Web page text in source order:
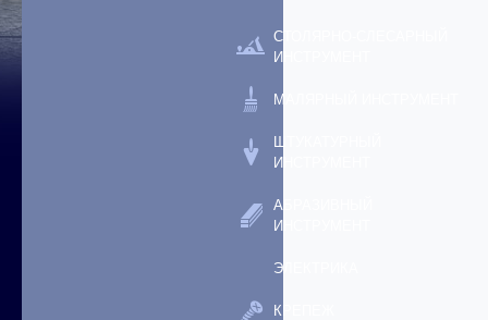
СТОЛЯРНО-СЛЕСАРНЫЙ
ИНСТРУМЕНТ
МАЛЯРНЫЙ ИНСТРУМЕНТ
ШТУКАТУРНЫЙ
ИНСТРУМЕНТ
АБРАЗИВНЫЙ
ИНСТРУМЕНТ
ЭЛЕКТРИКА
КРЕПЕЖ